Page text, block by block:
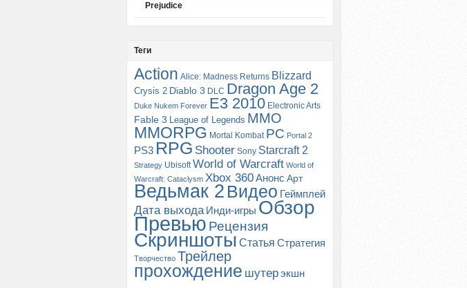
Prejudice
Теги
Action Alice: Madness Returns Blizzard
Crysis 2 Diablo 3 DLC Dragon Age 2
Duke Nukem Forever E3 2010 Electronic Arts
Fable 3 League of Legends MMO
MMORPG Mortal Kombat PC Portal 2
PS3 RPG Shooter Sony Starcraft 2
Strategy Ubisoft World of Warcraft World of
Warcraft: Cataclysm Xbox 360Анонс Арт
Ведьмак 2 Видео Геймплей
Дата выхода Инди-игры Обзор
Превью Рецензия
Скриншоты Статья Стратегия
Творчество Трейлер
прохождение шутерэкшн